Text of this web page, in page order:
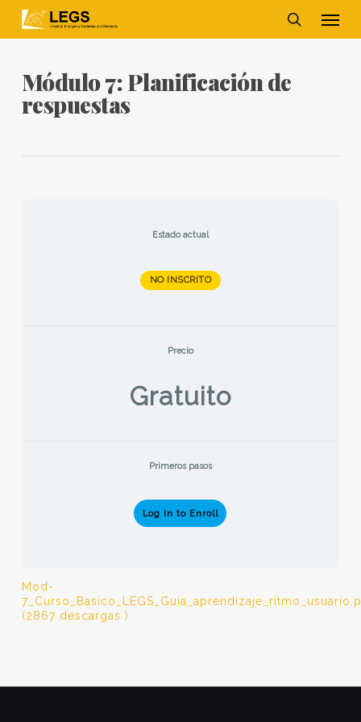
search
Módulo 7: Planificación de
respuestas
Estado actual
NO INSCRITO
Precio
Gratuito
Primeros pasos
Log In to Enroll
Mod-
(2867 descargas )